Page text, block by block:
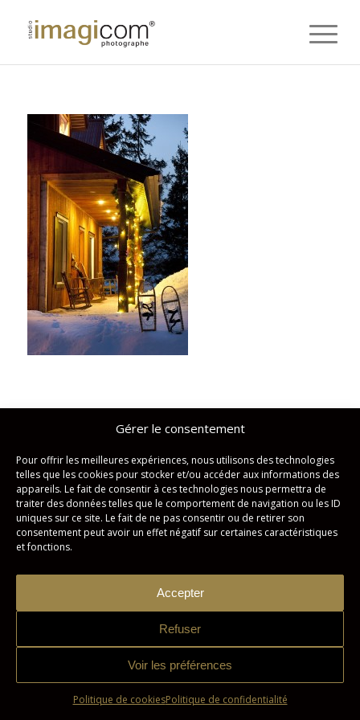
Gérer le consentement
Pour offrir les meilleures expériences, nous utilisons des technologies
telles que les cookies pour stocker et/ou accéder aux informations des
appareils. Le fait de consentir à ces technologies nous permettra de
traiter des données telles que le comportement de navigation ou les ID
uniques sur ce site. Le fait de ne pas consentir ou de retirer son
consentement peut avoir un effet négatif sur certaines caractéristiques
et fonctions.
Accepter
Refuser
Voir les préférences
Politique de cookiesPolitique de confidentialité
Studio Imagicom © Tous droits réservés. | Conception :
Politique de confidentialité Politique de cookies